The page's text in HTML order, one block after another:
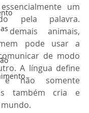
um
pela palavra.
demais animais,
pode usar a
de modo
A língua define
e não somente
também cria e